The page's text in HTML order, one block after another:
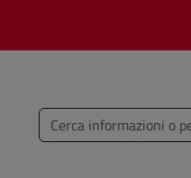
Inserisci i termini da